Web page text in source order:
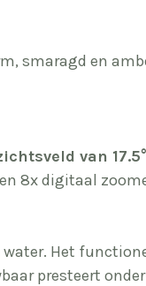
smaragd en
van
8x digitaal
water. Het
presteert